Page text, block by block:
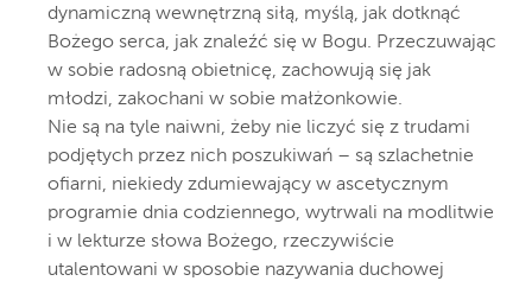
dynamiczną wewnętrzną siłą, myślą, jak dotknąć
Bożego serca, jak znaleźć się w Bogu. Przeczuwając
w sobie radosną obietnicę, zachowują się jak
młodzi, zakochani w sobie małżonkowie.
Nie są na tyle naiwni, żeby nie liczyć się z trudami
podjętych przez nich poszukiwań – są szlachetnie
ofiarni, niekiedy zdumiewający w ascetycznym
programie dnia codziennego, wytrwali na modlitwie
i w lekturze słowa Bożego, rzeczywiście
utalentowani w sposobie nazywania duchowej